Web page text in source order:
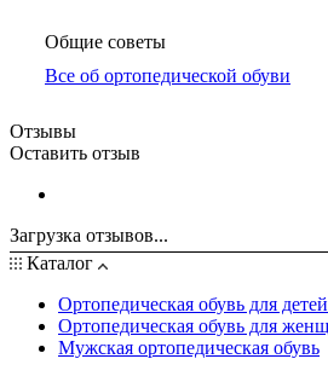
Общие советы
Все об ортопедической обуви
Отзывы
Оставить отзыв
Загрузка отзывов...
Каталог
Ортопедическая обувь для
Ортопедическая обувь для
Мужская ортопедическая обувь